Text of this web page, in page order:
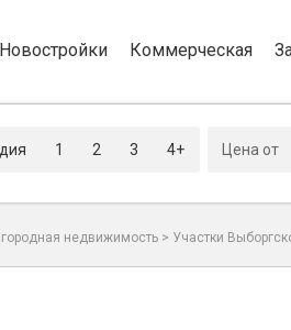
Новостройки Коммерческая
1 2 3 4+
недвижимость > Участки